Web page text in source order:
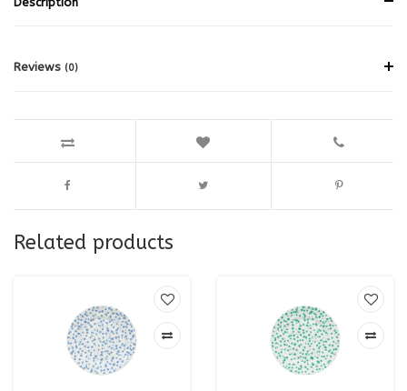
Reviews (0)
Related products